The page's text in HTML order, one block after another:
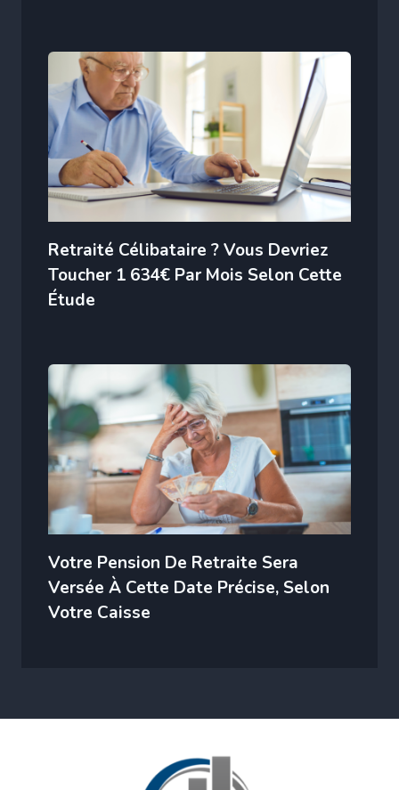
Retraité Célibataire ? Vous Devriez
Toucher 1 634€ Par Mois Selon Cette
Étude
Votre Pension De Retraite Sera
Versée À Cette Date Précise, Selon
Votre Caisse